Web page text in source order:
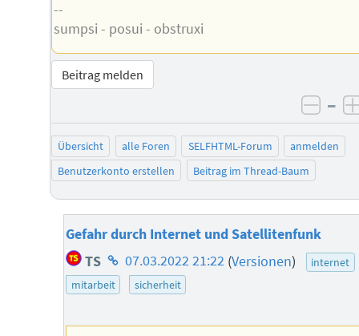
--
sumpsi - posui - obstruxi
Beitrag melden
–
Übersicht alle Foren SELFHTML-Forum
anmelden
Benutzerkonto erstellen
Beitrag im Thread-Baum
Gefahr durch Internet und Satellitenfunk
TS Homepage
des
07.03.2022 21:22 (Versionen)
internet
mitarbeit
sicherheit